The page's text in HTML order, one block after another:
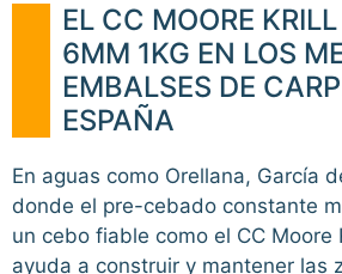
EL CC MOORE
6MM 1KG EN LOS
EMBALSES DE
ESPAÑA
En aguas como Orellana, García
donde el pre-cebado constante
un cebo fiable como el CC Moore
ayuda a construir y mantener las